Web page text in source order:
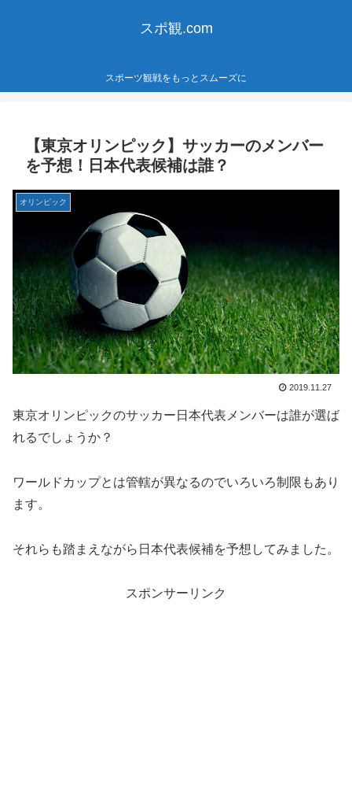
スポ観.com
スポーツ観戦をもっとスムーズに
【東京オリンピック】サッカーのメンバー
を予想！日本代表候補は誰？
オリンピック
2019.11.27
東京オリンピックのサッカー日本代表メンバーは誰が選ば
れるでしょうか？
ワールドカップとは管轄が異なるのでいろいろ制限もあり
ます。
それらも踏まえながら日本代表候補を予想してみました。
スポンサーリンク